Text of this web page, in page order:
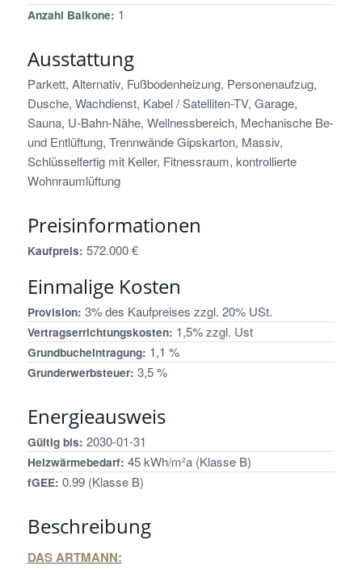
Anzahl Balkone: 1
Ausstattung
Parkett, Alternativ, Fußbodenheizung, Personenaufzug,
Dusche, Wachdienst, Kabel / Satelliten-TV, Garage,
Sauna, U-Bahn-Nähe, Wellnessbereich, Mechanische Be-
und Entlüftung, Trennwände Gipskarton, Massiv,
Schlüsselfertig mit Keller, Fitnessraum, kontrollierte
Wohnraumlüftung
Preisinformationen
Kaufpreis: 572.000 €
Einmalige Kosten
Provision: 3% des Kaufpreises zzgl. 20% USt.
Vertragserrichtungskosten: 1,5% zzgl. Ust
Grundbucheintragung: 1,1 %
Grunderwerbsteuer: 3,5 %
Energieausweis
Gültig bis: 2030-01-31
Heizwärmebedarf: 45 kWh/m²a (Klasse B)
fGEE: 0.99 (Klasse B)
Beschreibung
DAS ARTMANN: